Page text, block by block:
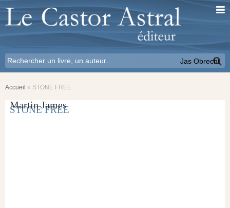
Accueil » STONE FREE
STONE FREE
Jas Obrecht
Martin James